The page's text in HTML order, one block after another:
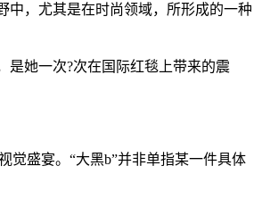
中，尤其是在时尚领域，所形成的一种
是她一次?次在国际红毯上带来的震
觉盛宴。“大黑b”并非单指某一件具体